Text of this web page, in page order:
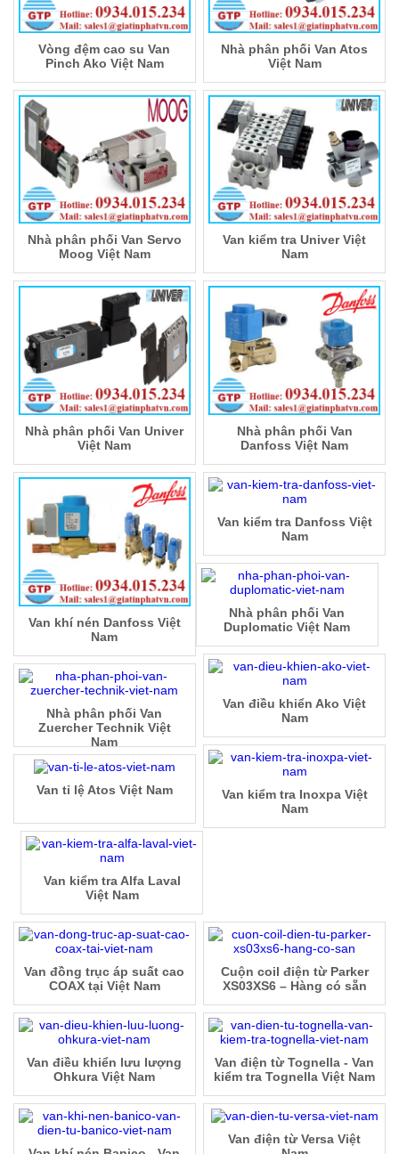
Vòng đệm cao su Van
Pinch Ako Việt Nam
Nhà phân phối Van Atos
Việt Nam
Nhà phân phối Van Servo
Moog Việt Nam
Van kiểm tra Univer Việt
Nam
Nhà phân phối Van Univer
Việt Nam
Nhà phân phối Van
Danfoss Việt Nam
Van khí nén Danfoss Việt
Nam
Van kiểm tra Danfoss Việt
Nam
Nhà phân phối Van
Duplomatic Việt Nam
Van điều khiển Ako Việt
Nam
Nhà phân phối Van
Zuercher Technik Việt
Nam
Van kiểm tra Inoxpa Việt
Nam
Van tỉ lệ Atos Việt Nam
Van kiểm tra Alfa Laval
Việt Nam
Van đồng trục áp suất cao
COAX tại Việt Nam
Cuộn coil điện từ Parker
XS03XS6 – Hàng có sẵn
Van điều khiển lưu lượng
Ohkura Việt Nam
Van điện từ Tognella - Van
kiểm tra Tognella Việt Nam
Van điện từ Versa Việt